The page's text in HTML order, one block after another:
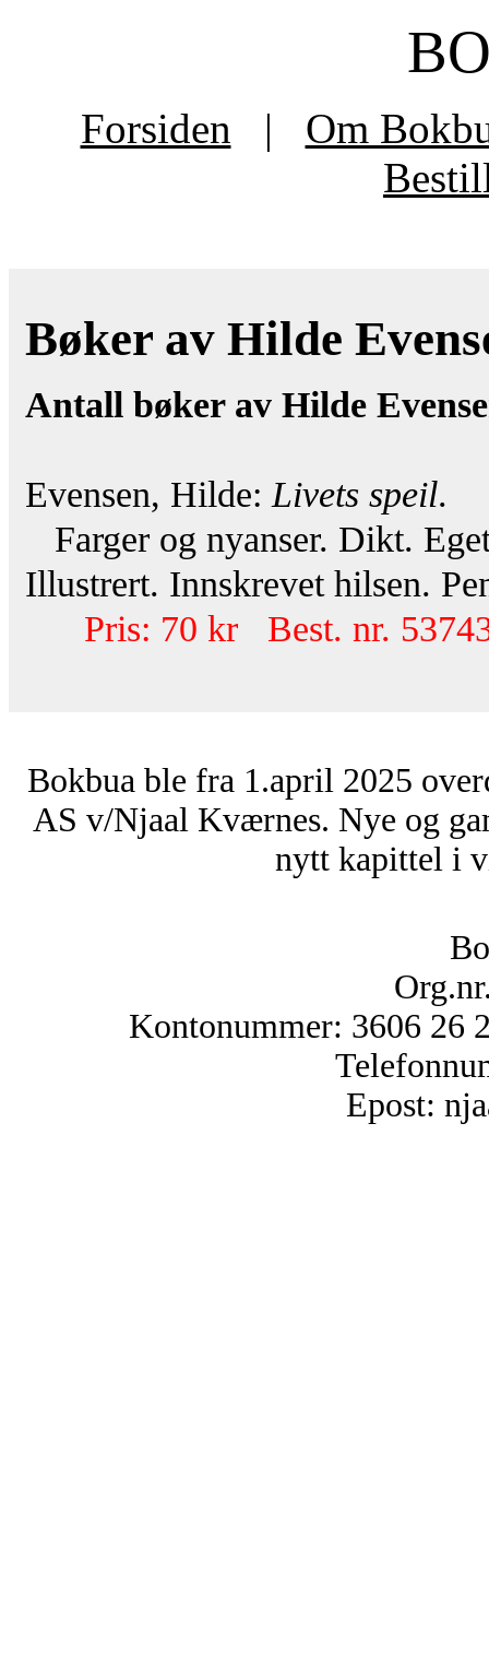
Forsiden |
Om
Bøker av Hilde
Antall bøker av Hilde
Evensen, Hilde: Livets speil.
Farger og nyanser. Dikt.
Illustrert. Innskrevet hilsen.
Pris: 70 kr Best. nr.
Bokbua ble fra 1.april 2025
AS v/Njaal Kværnes. Nye og
nytt kapittel i
Kontonummer: 3606 26
Epost: